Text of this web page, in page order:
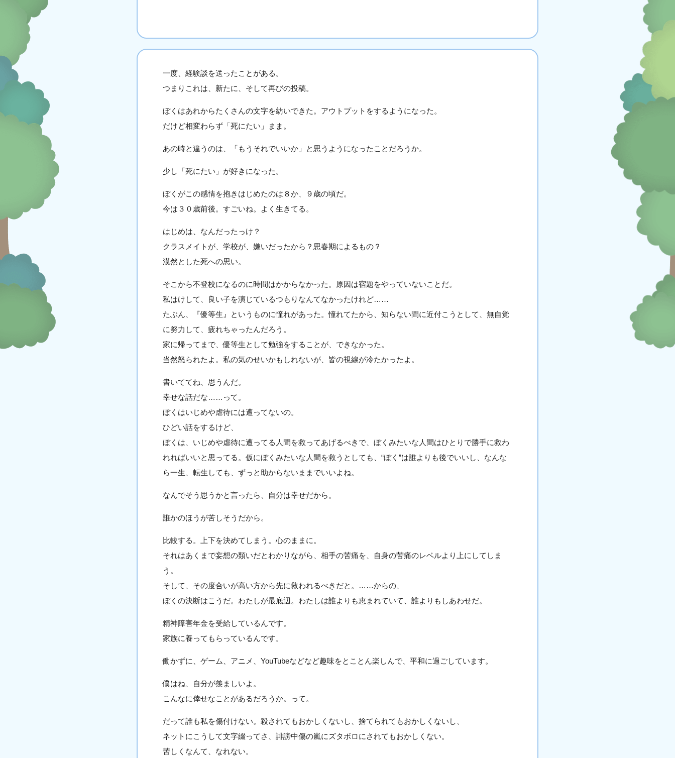
一度、経験談を送ったことがある。
つまりこれは、新たに、そして再びの投稿。
ぼくはあれからたくさんの文字を紡いできた。アウトプットをするようになった。
だけど相変わらず「死にたい」まま。
あの時と違うのは、「もうそれでいいか」と思うようになったことだろうか。
少し「死にたい」が好きになった。
ぼくがこの感情を抱きはじめたのは８か、９歳の頃だ。
今は３０歳前後。すごいね。よく生きてる。
はじめは、なんだったっけ？
クラスメイトが、学校が、嫌いだったから？思春期によるもの？
漠然とした死への思い。
そこから不登校になるのに時間はかからなかった。原因は宿題をやっていないことだ。
私はけして、良い子を演じているつもりなんてなかったけれど……
たぶん、『優等生』というものに憧れがあった。憧れてたから、知らない間に近付こうとして、無自覚
に努力して、疲れちゃったんだろう。
家に帰ってまで、優等生として勉強をすることが、できなかった。
当然怒られたよ。私の気のせいかもしれないが、皆の視線が冷たかったよ。
書いててね、思うんだ。
幸せな話だな……って。
ぼくはいじめや虐待には遭ってないの。
ひどい話をするけど、
ぼくは、いじめや虐待に遭ってる人間を救ってあげるべきで、ぼくみたいな人間はひとりで勝手に救わ
れればいいと思ってる。仮にぼくみたいな人間を救うとしても、“ぼく”は誰よりも後でいいし、なんな
ら一生、転生しても、ずっと助からないままでいいよね。
なんでそう思うかと言ったら、自分は幸せだから。
誰かのほうが苦しそうだから。
比較する。上下を決めてしまう。心のままに。
それはあくまで妄想の類いだとわかりながら、相手の苦痛を、自身の苦痛のレベルより上にしてしま
う。
そして、その度合いが高い方から先に救われるべきだと。……からの、
ぼくの決断はこうだ。わたしが最底辺。わたしは誰よりも恵まれていて、誰よりもしあわせだ。
精神障害年金を受給しているんです。
家族に養ってもらっているんです。
働かずに、ゲーム、アニメ、YouTubeなどなど趣味をとことん楽しんで、平和に過ごしています。
僕はね、自分が羨ましいよ。
こんなに倖せなことがあるだろうか。って。
だって誰も私を傷付けない。殺されてもおかしくないし、捨てられてもおかしくないし、
ネットにこうして文字綴ってさ、誹謗中傷の嵐にズタボロにされてもおかしくない。
苦しくなんて、なれない。